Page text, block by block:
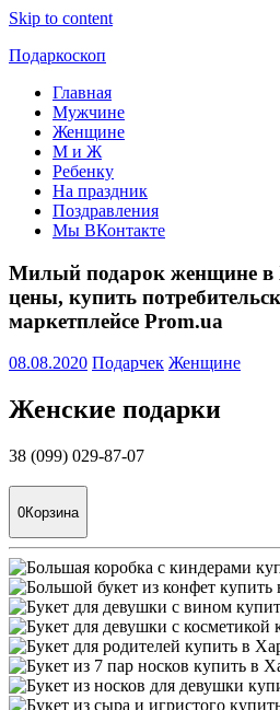
Skip to content
Подаркоскоп
Поможем
выбрать
подарить
Главная
Мужчине
Женщине
М и Ж
Ребенку
На праздник
Поздравления
Мы ВКонтакте
Милый подарок женщине в
цены, купить
маркетплейсе Prom.ua
08.08.2020 Подарчек Женщине
Женские подарки
38 (099) 029-87-07
0Корзина